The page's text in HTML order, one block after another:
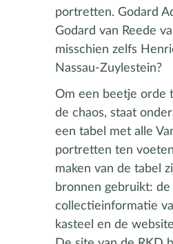
portretten. Godard
Godard van Reede
misschien zelfs
Nassau-Zuylestein?
Om een beetje orde
de chaos, staat
een tabel met alle
portretten ten
maken van de tabel
bronnen gebruikt: de
collectieinformatie
kasteel en de